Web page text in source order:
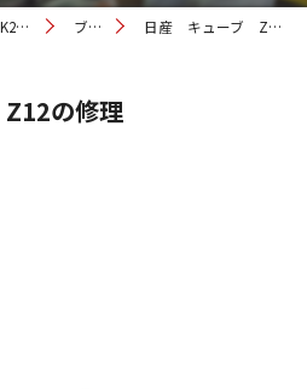
三重県鈴鹿市の車修理ならK2ファクトリー ブログ 日産 キューブ Z12の修理
の修理